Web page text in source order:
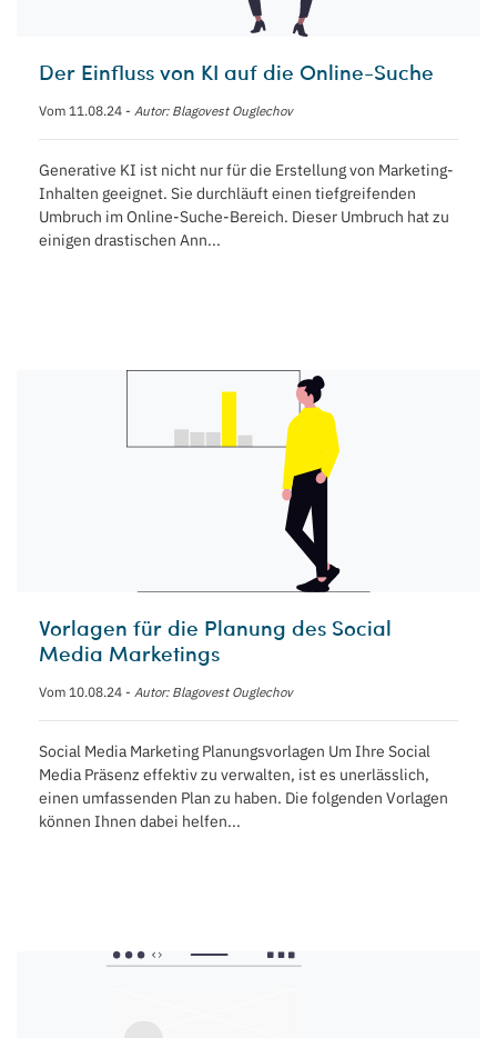
Der Einfluss von KI auf die Online-Suche
Vom 11.08.24 - Autor: Blagovest Ouglechov
Generative KI ist nicht nur für die Erstellung von Marketing-
Inhalten geeignet. Sie durchläuft einen tiefgreifenden
Umbruch im Online-Suche-Bereich. Dieser Umbruch hat zu
einigen drastischen Ann...
Vorlagen für die Planung des Social
Media Marketings
Vom 10.08.24 - Autor: Blagovest Ouglechov
Social Media Marketing Planungsvorlagen Um Ihre Social
Media Präsenz effektiv zu verwalten, ist es unerlässlich,
einen umfassenden Plan zu haben. Die folgenden Vorlagen
können Ihnen dabei helfen...